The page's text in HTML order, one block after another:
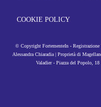
COOKIE POLICY
© Copyright FortementeIn -
Alessandra Chiaradia | Proprietà di
Valadier - Piazza del Popolo,